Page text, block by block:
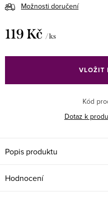
Možnosti doručení
119 Kč / ks
cena:
VLOŽIT
Kód
Dotaz k
Popis produktu
Hodnocení